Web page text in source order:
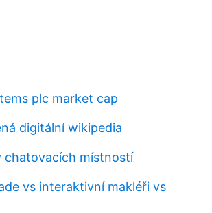
plc market cap
digitální wikipedia
chatovacích místností
vs interaktivní makléři vs